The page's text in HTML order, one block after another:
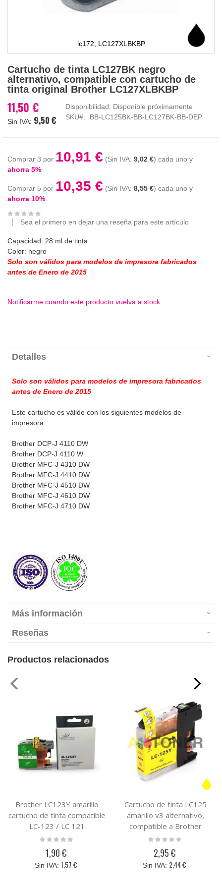
lc172, LC127XLBKBP
al
comienzo
de
galería
de
Cartucho de tinta LC127BK negro
alternativo, compatible con cartucho de
tinta original Brother LC127XLBKBP
11,50 €
9,50 €
Disponibilidad: Disponible próximamente
SKU
BB-LC125BK-BB-LC127BK-BB-DEP
Comprar 3 por 10,91 € 9,02 € cada uno y
ahorra 5%
Comprar 5 por 10,35 € 8,55 € cada uno y
ahorra 10%
Sea el primero en dejar una reseña para este artículo
Capacidad: 28 ml de tinta
Color: negro
Solo son válidos para modelos de impresora fabricados
antes de Enero de 2015
Notificarme cuando este producto vuelva a stock
Detalles
Solo son válidos para modelos de impresora fabricados
antes de Enero de 2015
Este cartucho es válido con los siguientes modelos de
impresora:
Brother DCP-J 4110 DW
Brother DCP-J 4110 W
Brother MFC-J 4310 DW
Brother MFC-J 4410 DW
Brother MFC-J 4510 DW
Brother MFC-J 4610 DW
Brother MFC-J 4710 DW
Más información
Reseñas
Productos relacionados
Brother LC123Y amarillo
cartucho de tinta compatible
LC-123 / LC 121
Rating:
1,90 €
1,57 €
Cartucho de tinta LC125
amarillo v3 alternativo,
compatible a Brother
LC125Y
Rating:
2,95 €
2,44 €